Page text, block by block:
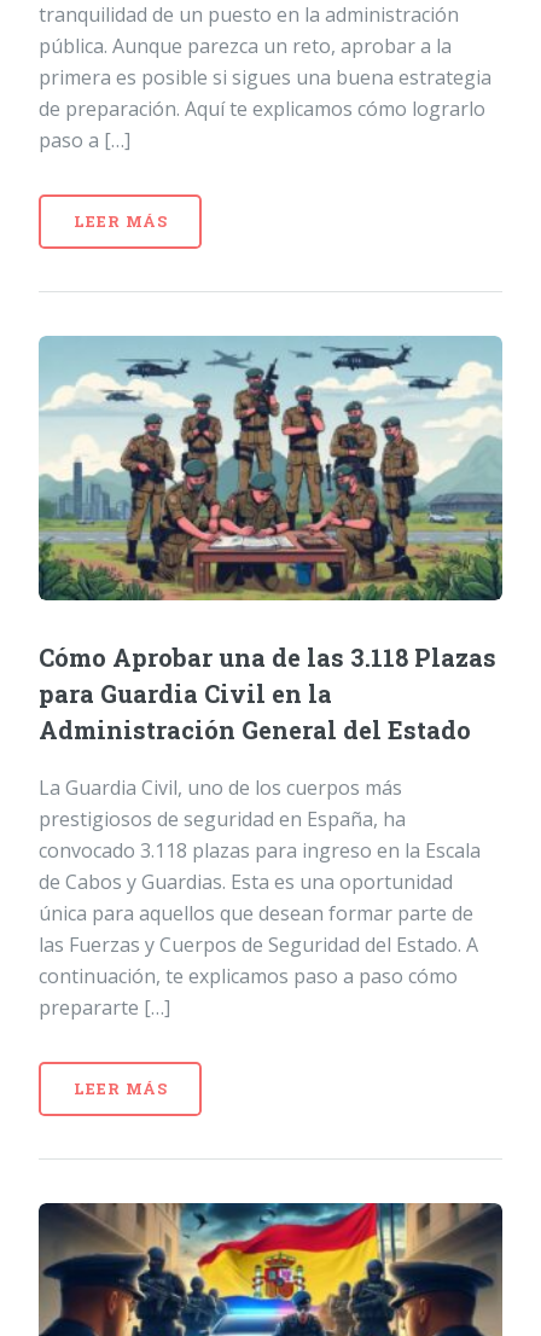
tranquilidad de un puesto en la administración
pública. Aunque parezca un reto, aprobar a la
primera es posible si sigues una buena estrategia
de preparación. Aquí te explicamos cómo lograrlo
paso a […]
LEER MÁS
Cómo Aprobar una de las 3.118 Plazas
para Guardia Civil en la
Administración General del Estado
La Guardia Civil, uno de los cuerpos más
prestigiosos de seguridad en España, ha
convocado 3.118 plazas para ingreso en la Escala
de Cabos y Guardias. Esta es una oportunidad
única para aquellos que desean formar parte de
las Fuerzas y Cuerpos de Seguridad del Estado. A
continuación, te explicamos paso a paso cómo
prepararte […]
LEER MÁS